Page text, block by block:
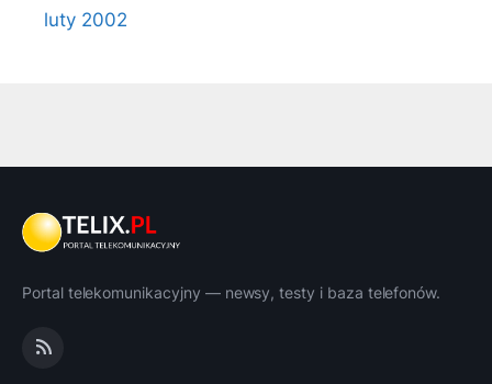
luty 2002
Portal telekomunikacyjny — newsy, testy i baza telefonów.